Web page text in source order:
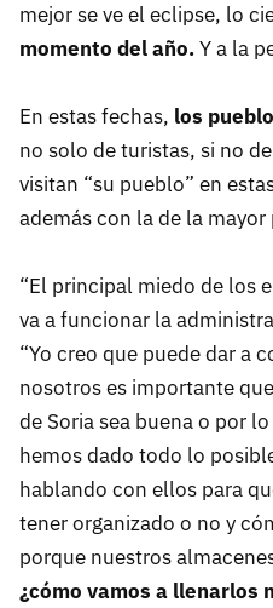
mejor se ve el eclipse, lo
momento del año.Y a la
En estas fechas, los
no solo de turistas, si no
visitan “su pueblo” en
además con la de la
“El principal miedo de los
va a funcionar la
“Yo creo que puede dar a
nosotros es importante
de Soria sea buena o por
hemos dado todo lo
hablando con ellos para
tener organizado o no y
porque nuestros
¿cómo vamos a llenarlos